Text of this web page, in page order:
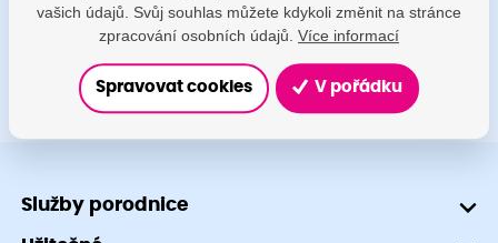
+420 491 601 745
Služby porodnice
vašich údajů. Svůj souhlas můžete kdykoli změnit na stránce
zpracování osobních údajů. Více informací
Spravovat cookies V pořádku